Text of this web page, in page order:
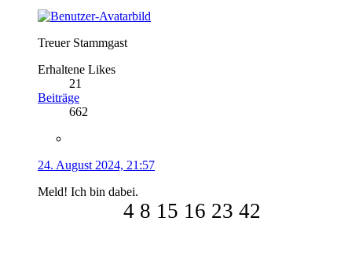
Treuer Stammgast
Erhaltene Likes
21
Beiträge
662
24. August 2024, 21:57
Meld! Ich bin dabei.
4 8 15 16 23 42